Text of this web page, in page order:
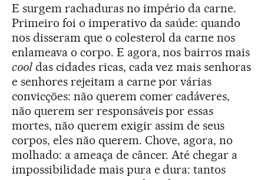
E surgem rachaduras no império da carne.
Primeiro foi o imperativo da saúde: quando
nos disseram que o colesterol da carne nos
enlameava o corpo. E agora, nos bairros mais
cooldas cidades ricas, cada vez mais senhoras
e senhores rejeitam a carne por várias
convicções: não querem comer cadáveres,
não querem ser responsáveis por essas
mortes, não querem exigir assim de seus
corpos, eles não querem. Chove, agora, no
molhado: a ameaça de câncer. Até chegar a
impossibilidade mais pura e dura: tantos